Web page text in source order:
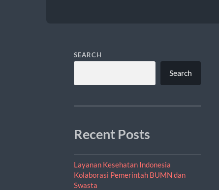
SEARCH
Search
Recent Posts
Layanan Kesehatan Indonesia
Kolaborasi Pemerintah BUMN dan
Swasta